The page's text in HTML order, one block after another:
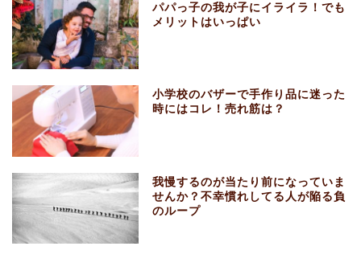
パパっ子の我が子にイライラ！でも
メリットはいっぱい
小学校のバザーで手作り品に迷った
時にはコレ！売れ筋は？
我慢するのが当たり前になっていま
せんか？不幸慣れしてる人が陥る負
のループ